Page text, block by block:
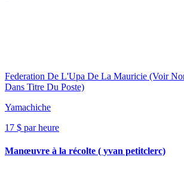
Federation De L'Upa De La Mauricie (Voir
Dans Titre Du Poste)
Yamachiche
17 $ par heure
Manœuvre à la récolte ( yvan petitclerc)